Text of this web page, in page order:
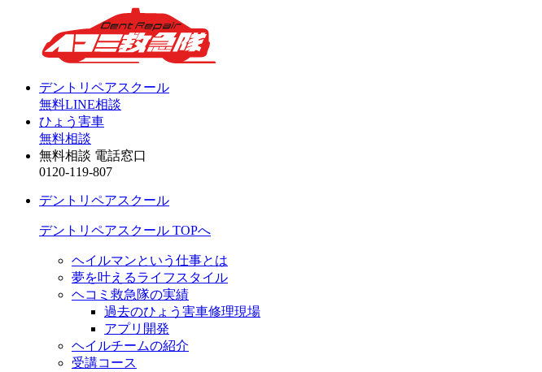
デントリペアスクール
無料LINE相談
ひょう害車
無料相談
無料相談 電話窓口
0120-119-807
デントリペアスクール
デントリペアスクール TOPへ
ヘイルマンという仕事とは
夢を叶えるライフスタイル
ヘコミ救急隊の実績
過去のひょう害車修理現場
アプリ開発
ヘイルチームの紹介
受講コース